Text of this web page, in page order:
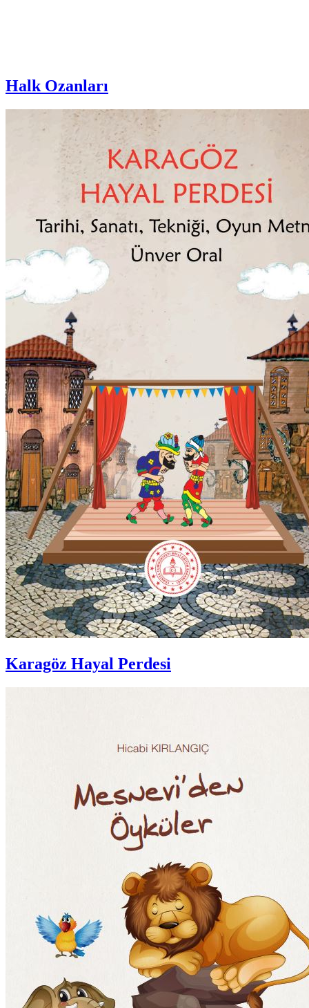
Halk Ozanları
Karagöz Hayal Perdesi